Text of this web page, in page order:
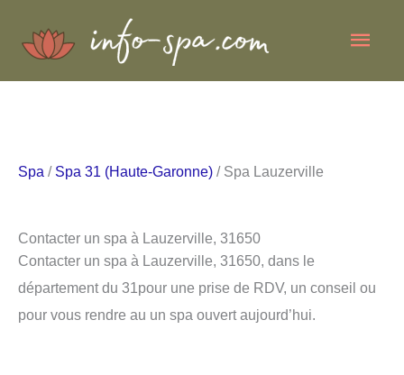
Spa / Spa 31 (Haute-Garonne) / Spa Lauzerville
Contacter un spa à Lauzerville, 31650
Contacter un spa à Lauzerville, 31650, dans le
département du 31pour une prise de RDV, un conseil ou
pour vous rendre au un spa ouvert aujourd’hui.